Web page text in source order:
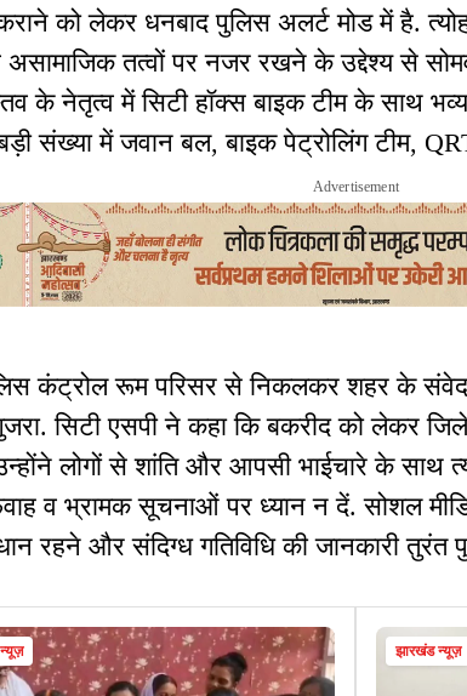
को लेकर धनबाद पुलिस अलर्ट मोड में है.
तत्वों पर नजर रखने के उद्देश्य से
के नेतृत्व में सिटी हॉक्स बाइक टीम के साथ
बड़ी संख्या में जवान बल, बाइक पेट्रोलिंग टीम,
Advertisement
कंट्रोल रूम परिसर से निकलकर शहर के
सिटी एसपी ने कहा कि बकरीद को लेकर
लोगों से शांति और आपसी भाईचारे के साथ
व भ्रामक सूचनाओं पर ध्यान न दें. सोशल
रहने और संदिग्ध गतिविधि की जानकारी
झारखंड न्यूज़